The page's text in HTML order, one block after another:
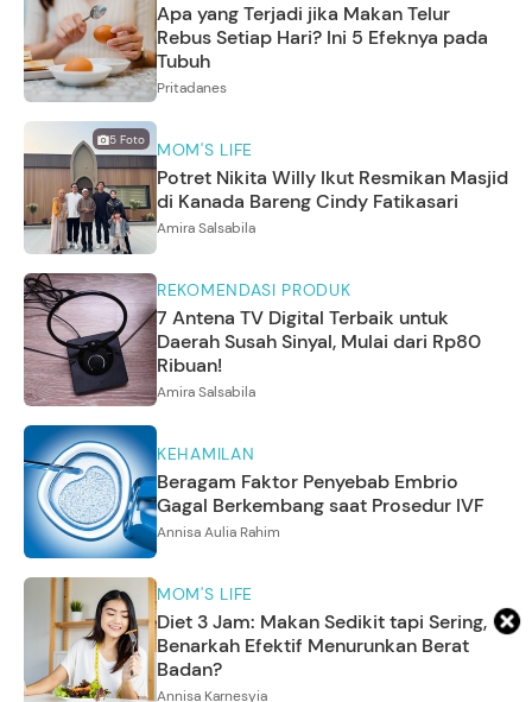
Apa yang Terjadi jika Makan Telur
Rebus Setiap Hari? Ini 5 Efeknya pada
Tubuh
Pritadanes
5 Foto MOM'S LIFE
Potret Nikita Willy Ikut Resmikan Masjid
di Kanada Bareng Cindy Fatikasari
Amira Salsabila
REKOMENDASI PRODUK
7 Antena TV Digital Terbaik untuk
Daerah Susah Sinyal, Mulai dari Rp80
Ribuan!
Amira Salsabila
KEHAMILAN
Beragam Faktor Penyebab Embrio
Gagal Berkembang saat Prosedur IVF
Annisa Aulia Rahim
MOM'S LIFE
Diet 3 Jam: Makan Sedikit tapi Sering,
Benarkah Efektif Menurunkan Berat
Badan?
Annisa Karnesyia